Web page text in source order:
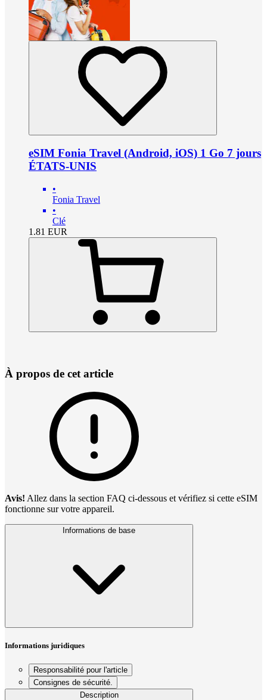
eSIM Fonia Travel (Android, iOS) 1 Go 7 jours
ÉTATS-UNIS
•
Fonia Travel
•
Clé
1.81 EUR
À propos de cet article
Avis! Allez dans la section FAQ ci-dessous et vérifiez si cette eSIM
fonctionne sur votre appareil.
Informations de base
Informations juridiques
Responsabilité pour l'article
Consignes de sécurité.
Description